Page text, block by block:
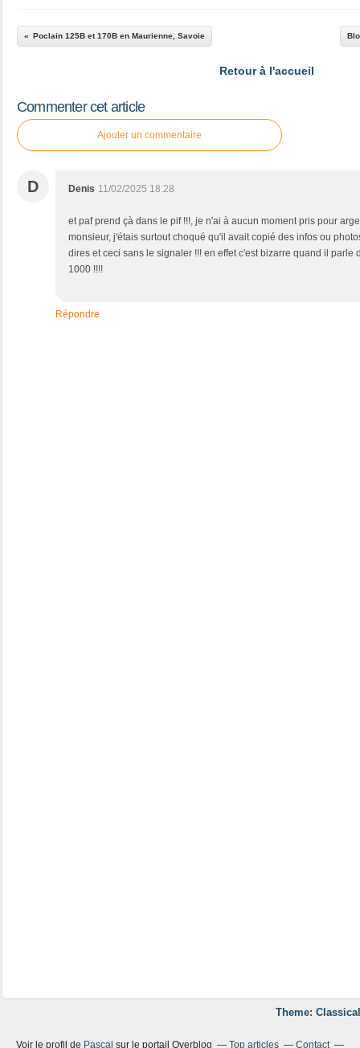
Poclain 125B et 170B en Maurienne, Savoie
Retour à l'accueil
Commenter cet article
Ajouter un commentaire
D Denis 11/02/2025 18:28
et paf prend çà dans le pif !!!, je n'ai à aucun moment pris pour
monsieur, j'étais surtout choqué qu'il avait copié des infos ou
dires et ceci sans le signaler !!! en effet c'est bizarre quand il parle
1000 !!!!
Répondre
Theme:
Voir le profil de Pascal sur le portail Overblog Top articles Contact